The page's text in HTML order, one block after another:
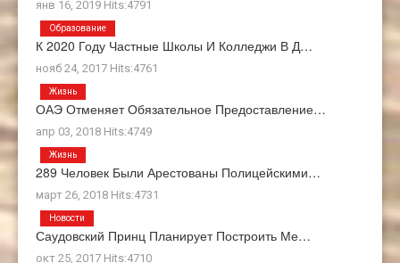
янв 16, 2019 Hits:4791
К 2020 Году Частные Школы И Колледжи В Д…
нояб 24, 2017 Hits:4761
Образование
ОАЭ Отменяет Обязательное Предоставление…
апр 03, 2018 Hits:4749
Жизнь
289 Человек Были Арестованы Полицейскими…
март 26, 2018 Hits:4731
Жизнь
Саудовский Принц Планирует Построить Ме…
окт 25, 2017 Hits:4710
Новости